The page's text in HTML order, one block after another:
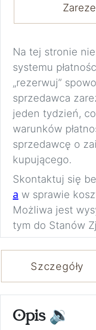
Na tej stronie
systemu
„rezerwuj”
sprzedawca
jeden tydzień,
warunków
sprzedawcę o
kupującego.
Skontaktuj się
a w sprawie
Możliwa jest
tym do Stanów
Szczegóły
Opis 🔉